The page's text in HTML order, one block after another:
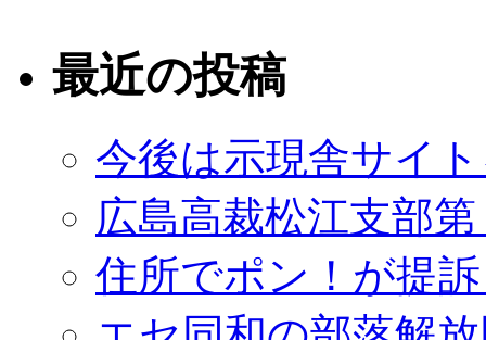
最近の投稿
今後は示現舎サイ
広島高裁松江支部
住所でポン！が提